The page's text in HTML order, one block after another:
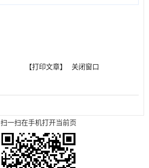
【打印文章】 关闭窗口
扫一扫在手机打开当前页